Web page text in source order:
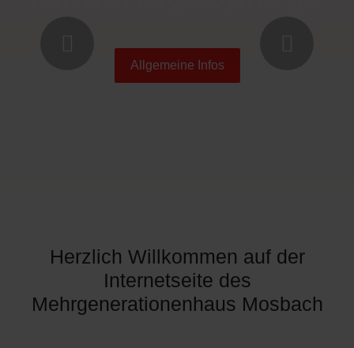
Allgemeine Infos
Herzlich Willkommen auf der
Internetseite des
Mehrgenerationenhaus Mosbach